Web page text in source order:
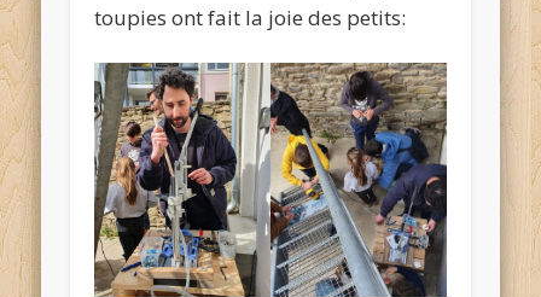
toupies ont fait la joie des petits: